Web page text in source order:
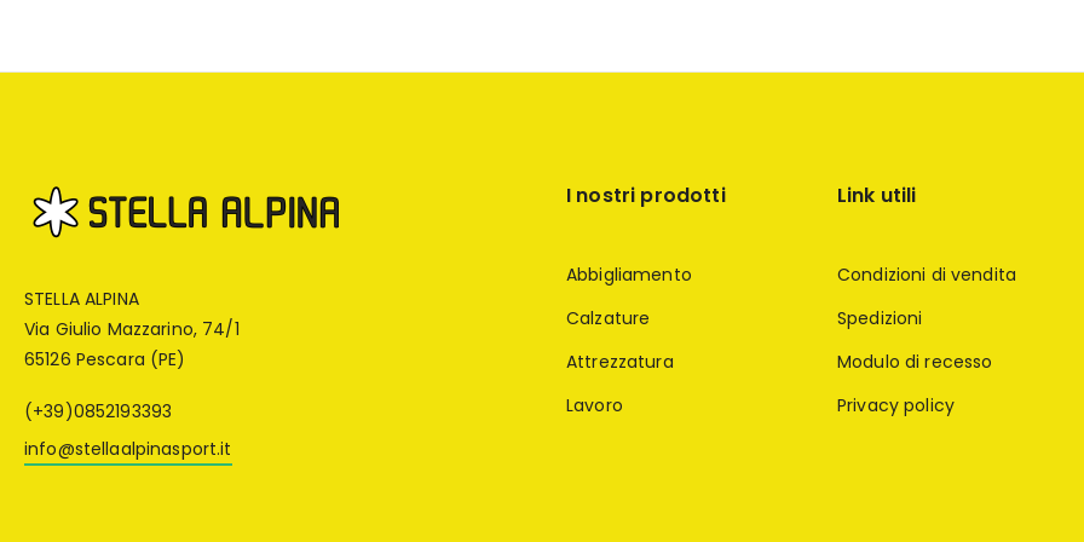
STELLA ALPINA
Via Giulio Mazzarino, 74/1
65126 Pescara (PE)
(+39)0852193393
info@stellaalpinasport.it
I nostri prodotti
Abbigliamento
Calzature
Attrezzatura
Lavoro
Link utili
Condizioni di vendita
Spedizioni
Modulo di recesso
Privacy policy